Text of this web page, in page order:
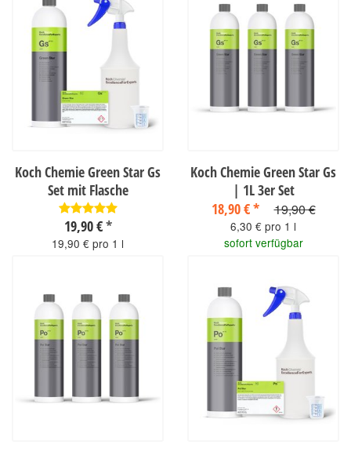
Koch Chemie Green Star Gs
Set mit Flasche
19,90 €*
19,90 € pro 1 l
Koch Chemie Green Star Gs
| 1L 3er Set
18,90 €* 19,90 €
6,30 € pro 1 l
sofort verfügbar